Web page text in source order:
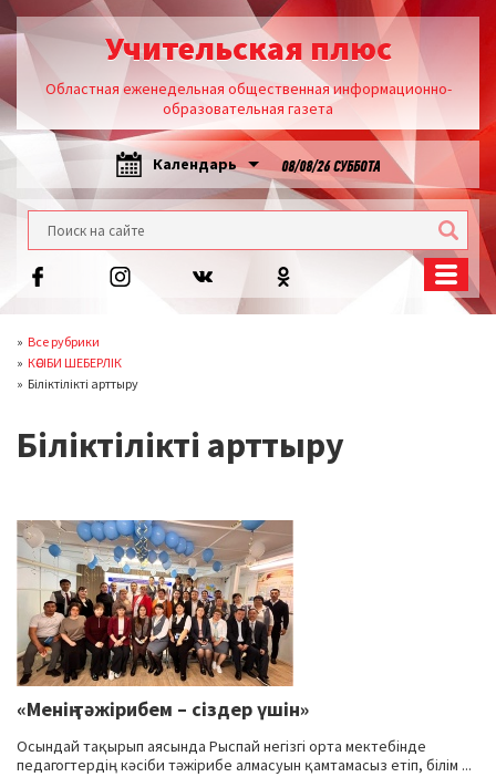
Учительская плюс
Областная еженедельная общественная информационно-
образовательная газета
Календарь 08/08/26 СУББОТА
Все рубрики
КӘСІБИ ШЕБЕРЛІК
Біліктілікті арттыру
Біліктілікті арттыру
«Менің тәжірибем – сіздер үшін»
Осындай тақырып аясында Рыспай негізгі орта мектебінде
педагогтердің кәсіби тәжірибе алмасуын қамтамасыз етіп, білім ...